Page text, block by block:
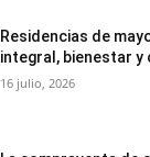
Residencias de
integral, bienestar y
16 julio, 2026